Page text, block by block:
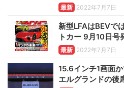
最新 2022年7月7日
新型LFAはBEVで
トカー 9月10日号
最新 2022年7月7日
15.6インチ1画面
エルグランドの後